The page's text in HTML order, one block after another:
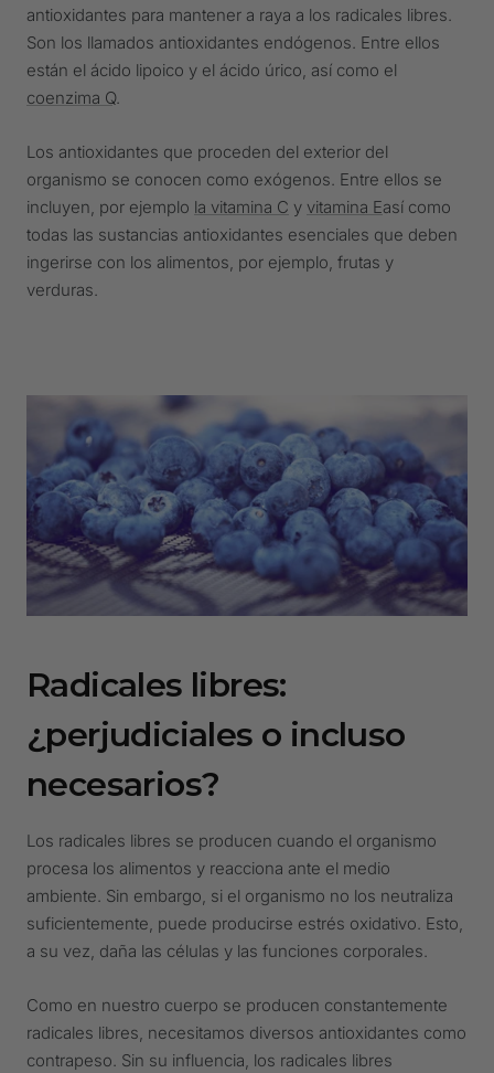
antioxidantes para mantener a raya a los radicales libres.
Son los llamados antioxidantes endógenos. Entre ellos
están el ácido lipoico y el ácido úrico, así como el
coenzima Q.
Los antioxidantes que proceden del exterior del
organismo se conocen como exógenos. Entre ellos se
incluyen, por ejemplo la vitamina C y vitamina Easí como
todas las sustancias antioxidantes esenciales que deben
ingerirse con los alimentos, por ejemplo, frutas y
verduras.
Radicales libres:
¿perjudiciales o incluso
necesarios?
Los radicales libres se producen cuando el organismo
procesa los alimentos y reacciona ante el medio
ambiente. Sin embargo, si el organismo no los neutraliza
suficientemente, puede producirse estrés oxidativo. Esto,
a su vez, daña las células y las funciones corporales.
Como en nuestro cuerpo se producen constantemente
radicales libres, necesitamos diversos antioxidantes como
contrapeso. Sin su influencia, los radicales libres